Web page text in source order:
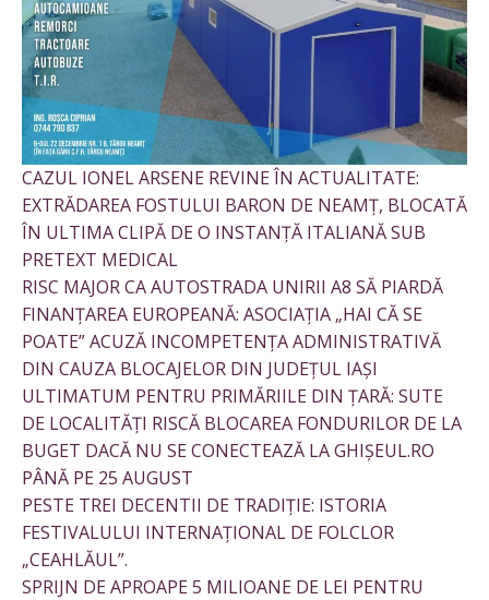
CAZUL IONEL ARSENE REVINE ÎN ACTUALITATE:
EXTRĂDAREA FOSTULUI BARON DE NEAMȚ, BLOCATĂ
ÎN ULTIMA CLIPĂ DE O INSTANȚĂ ITALIANĂ SUB
PRETEXT MEDICAL
RISC MAJOR CA AUTOSTRADA UNIRII A8 SĂ PIARDĂ
FINANȚAREA EUROPEANĂ: ASOCIAȚIA „HAI CĂ SE
POATE” ACUZĂ INCOMPETENȚA ADMINISTRATIVĂ
DIN CAUZA BLOCAJELOR DIN JUDEȚUL IAȘI
ULTIMATUM PENTRU PRIMĂRIILE DIN ȚARĂ: SUTE
DE LOCALITĂȚI RISCĂ BLOCAREA FONDURILOR DE LA
BUGET DACĂ NU SE CONECTEAZĂ LA GHIȘEUL.RO
PÂNĂ PE 25 AUGUST
PESTE TREI DECENTII DE TRADIȚIE: ISTORIA
FESTIVALULUI INTERNAȚIONAL DE FOLCLOR
„CEAHLĂUL”.
SPRIJN DE APROAPE 5 MILIOANE DE LEI PENTRU